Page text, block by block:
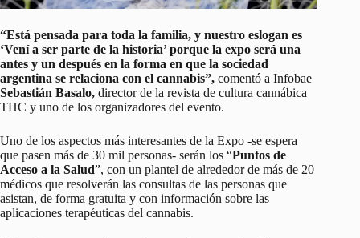
“Está pensada para toda la familia, y nuestro eslogan es
‘Vení a ser parte de la historia’ porque la expo será una
antes y un después en la forma en que la sociedad
argentina se relaciona con el cannabis”, comentó a Infobae
Sebastián Basalo, director de la revista de cultura cannábica
THC y uno de los organizadores del evento.
Uno de los aspectos más interesantes de la Expo -se espera
que pasen más de 30 mil personas- serán los “Puntos de
Acceso a la Salud”, con un plantel de alrededor de más de 20
médicos que resolverán las consultas de las personas que
asistan, de forma gratuita y con información sobre las
aplicaciones terapéuticas del cannabis.